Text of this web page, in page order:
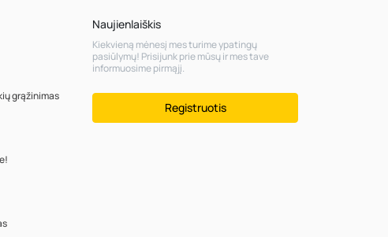
grąžinimas
Naujienlaiškis
Kiekvieną mėnesį mes turime ypatingų
pasiūlymų! Prisijunk prie mūsų ir mes tave
informuosime pirmąjį.
Registruotis